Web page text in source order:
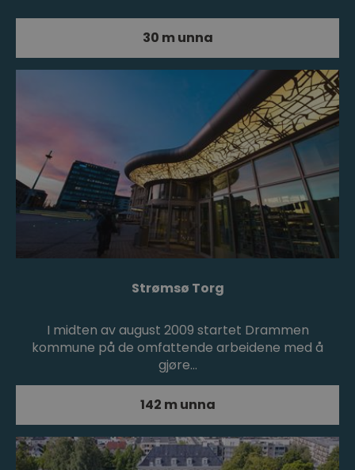
30 m unna
Strømsø Torg
I midten av august 2009 startet Drammen
kommune på de omfattende arbeidene med å
gjøre…
142 m unna